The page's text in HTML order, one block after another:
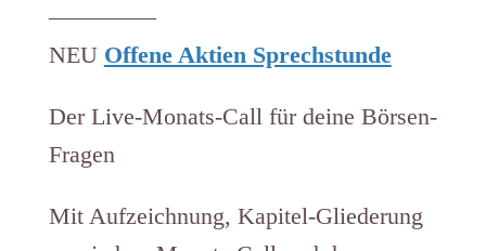
————–
NEU Offene Aktien Sprechstunde
Der Live-Monats-Call für deine Börsen-
Fragen
Mit Aufzeichnung, Kapitel-Gliederung